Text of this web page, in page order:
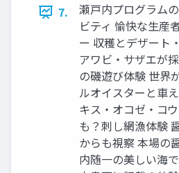
7.
瀬⼾内プログラム
ビティ 愉快な⽣産
ー 収穫とデザート
アワビ‧サザエが
の磯遊び体験 世界
ルオイスターと⾞
キス‧オコゼ‧コウ
も？刺し網漁体験
からも視察 本場の
内随⼀の美しい海